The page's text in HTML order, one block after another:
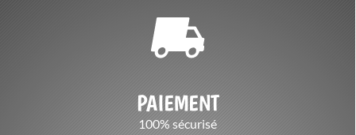
PAIEMENT
100% sécurisé